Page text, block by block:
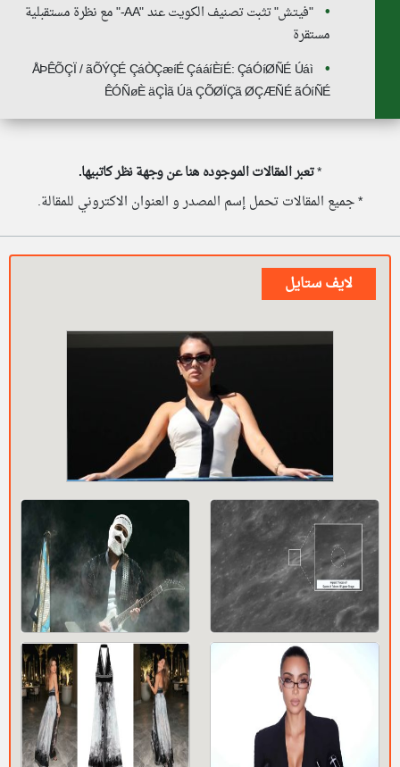
"فيتش" تثبت تصنيف الكويت عند "AA-" مع نظرة مستقبلية
مستقرة
ÅÞÊÕÇÏ / ãÕÝÇÉ ÇáÒÇæíÉ ÇááíÈíÉ: ÇáÓíØÑÉ Úáì
ÊÓÑøÈ äÇÌã Úä ÇÕØÏÇã ØÇÆÑÉ ãÓíÑÉ
*تعبر المقالات الموجوده هنا عن وجهة نظر كاتبيها.
* جميع المقالات تحمل إسم المصدر و العنوان الاكتروني للمقالة.
لايف ستايل